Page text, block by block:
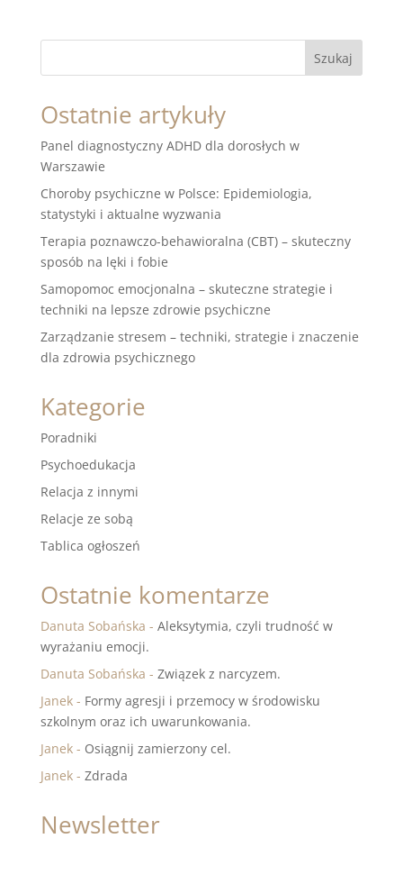
Szukaj
Ostatnie artykuły
Panel diagnostyczny ADHD dla dorosłych w
Warszawie
Choroby psychiczne w Polsce: Epidemiologia,
statystyki i aktualne wyzwania
Terapia poznawczo-behawioralna (CBT) – skuteczny
sposób na lęki i fobie
Samopomoc emocjonalna – skuteczne strategie i
techniki na lepsze zdrowie psychiczne
Zarządzanie stresem – techniki, strategie i znaczenie
dla zdrowia psychicznego
Kategorie
Poradniki
Psychoedukacja
Relacja z innymi
Relacje ze sobą
Tablica ogłoszeń
Ostatnie komentarze
Danuta Sobańska - Aleksytymia, czyli trudność w
wyrażaniu emocji.
Danuta Sobańska - Związek z narcyzem.
Janek- Formy agresji i przemocy w środowisku
szkolnym oraz ich uwarunkowania.
Janek- Osiągnij zamierzony cel.
Janek- Zdrada
Newsletter